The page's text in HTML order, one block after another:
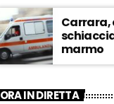
Carrara,
marmo
ORA IN DIRETTA